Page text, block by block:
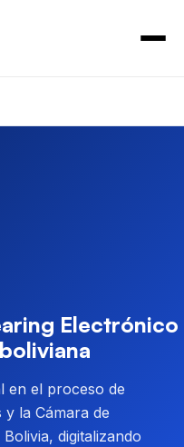
Electrónico
en el proceso de
la Cámara de
digitalizando